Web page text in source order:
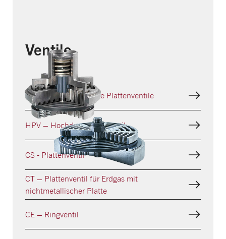
Ventile
XP, CP, CPs - Profilierte Plattenventile
HPV – Hochdruck-Ringventil
CS - Plattenventil
CT – Plattenventil für Erdgas mit
nichtmetallischer Platte
CE – Ringventil